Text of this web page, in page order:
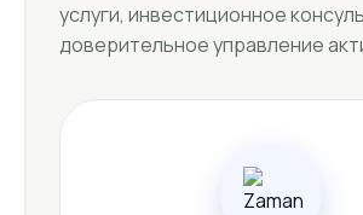
услуги, инвестиционное
доверительное управление